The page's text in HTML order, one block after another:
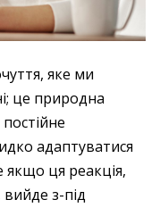
яке ми
це природна
адаптуватися
якщо ця реакція,
з-під